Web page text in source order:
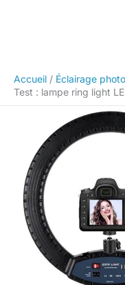
Accueil
Éclairage photo
Test : lampe ring light